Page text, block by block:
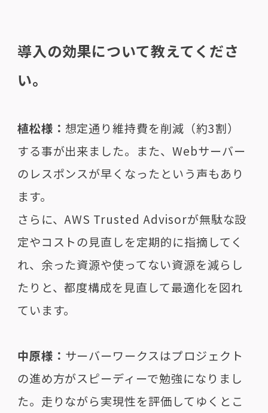
導入の効果について教えてくださ
い。
植松様： 想定通り維持費を削減（約3割）
する事が出来ました。また、Webサーバー
のレスポンスが早くなったという声もあり
ます。
さらに、AWS Trusted Advisorが無駄な設
定やコストの見直しを定期的に指摘してく
れ、余った資源や使ってない資源を減らし
たりと、都度構成を見直して最適化を図れ
ています。
中原様： サーバーワークスはプロジェクト
の進め方がスピーディーで勉強になりまし
た。走りながら実現性を評価してゆくとこ